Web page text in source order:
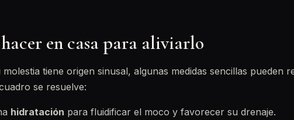
en casa para aliviarlo
tiene origen sinusal, algunas medidas sencillas pueden
se resuelve:
hidratación para fluidificar el moco y favorecer su drenaje.